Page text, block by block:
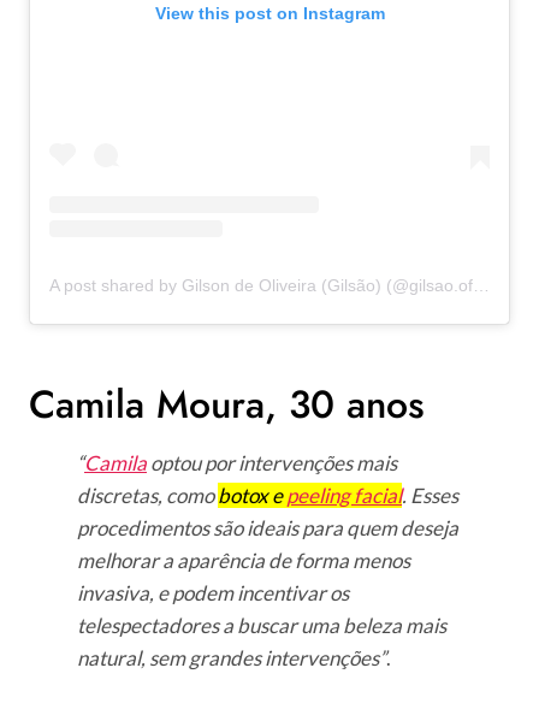
View this post on Instagram
A post shared by Gilson de Oliveira (Gilsão) (@gilsao.oficial)
Camila Moura, 30 anos
“Camilaoptou por intervenções mais
discretas, comobotox epeeling facial. Esses
procedimentos são ideais para quem deseja
melhorar a aparência de forma menos
invasiva, e podem incentivar os
telespectadores a buscar uma beleza mais
natural, sem grandes intervenções”.